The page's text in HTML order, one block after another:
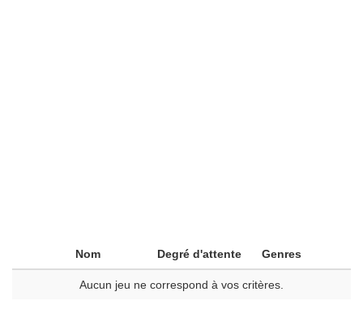
Nom Degré d'attente Genres
Aucun jeu ne correspond à vos critères.